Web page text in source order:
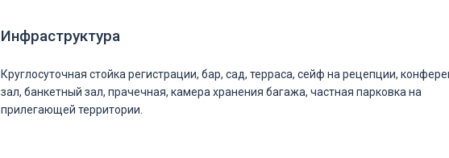
Инфраструктура
Круглосуточная стойка регистрации, бар, сад, терраса, сейф на рецепции,
зал, банкетный зал, прачечная, камера хранения багажа, частная парковка на
прилегающей территории.